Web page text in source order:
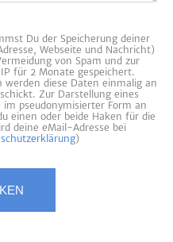
Du der Speicherung deiner
Webseite und Nachricht)
von Spam und zur
für 2 Monate gespeichert.
werden diese Daten einmalig an
Zur Darstellung eines
pseudonymisierter Form an
einen oder beide Haken für die
deine eMail-Adresse bei
)